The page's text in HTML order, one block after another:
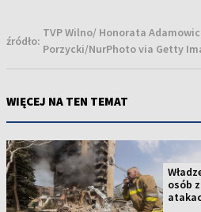
źródło:
TVP Wilno/ Honorata
Porzycki/NurPhoto via Getty
WIĘCEJ NA TEN TEMAT
osób